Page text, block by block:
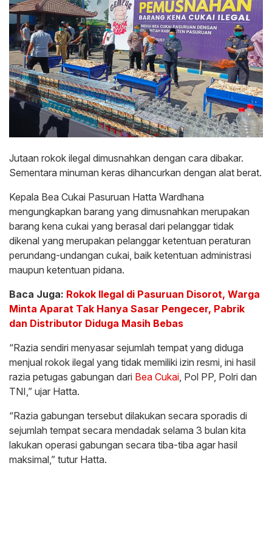
Jutaan rokok ilegal dimusnahkan dengan cara dibakar.
Sementara minuman keras dihancurkan dengan alat berat.
Kepala Bea Cukai Pasuruan Hatta Wardhana
mengungkapkan barang yang dimusnahkan merupakan
barang kena cukai yang berasal dari pelanggar tidak
dikenal yang merupakan pelanggar ketentuan peraturan
perundang-undangan cukai, baik ketentuan administrasi
maupun ketentuan pidana.
Baca Juga: Rokok Ilegal di Pasuruan Disorot, Warga
Minta Aparat Tak Hanya Sasar Pengecer, Pabrik
dan Distributor Diduga Masih Bebas
“Razia sendiri menyasar sejumlah tempat yang diduga
menjual rokok ilegal yang tidak memiliki izin resmi, ini hasil
razia petugas gabungan dari Bea Cukai , Pol PP, Polri dan
TNI,” ujar Hatta.
“Razia gabungan tersebut dilakukan secara sporadis di
sejumlah tempat secara mendadak selama 3 bulan kita
lakukan operasi gabungan secara tiba-tiba agar hasil
maksimal,” tutur Hatta.